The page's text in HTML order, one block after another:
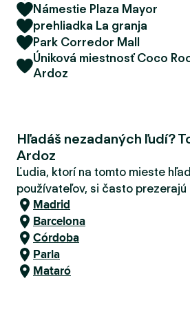
Námestie Plaza Mayor
prehliadka La granja
Park Corredor Mall
Úniková miestnosť Coco
Ardoz
Hľadáš nezadaných ľudí?
Ardoz
Ľudia, ktorí na tomto mieste
používateľov, si často
Madrid
Barcelona
Córdoba
Parla
Mataró